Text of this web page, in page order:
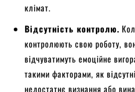
клімат.
Відсутність контролю.
контролюють свою роботу,
відчуватимуть емоційне
такими факторами, як
недостатнє визнання або